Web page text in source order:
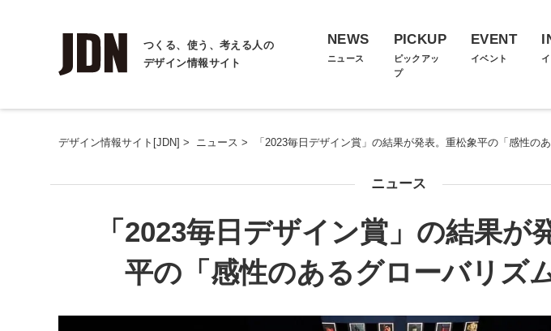
つくる、使う、考える人の
デザイン情報サイト
NEWS
ニュース
PICKUP
ピックアッ
プ
EVENT
イベント
デザイン情報サイト[JDN] > ニュース > 「2023毎⽇デザイン賞」の結果が発表。重松象平の「感性の
ニュース
「2023毎⽇デザイン賞」の結果が
平の「感性のあるグローバリズ